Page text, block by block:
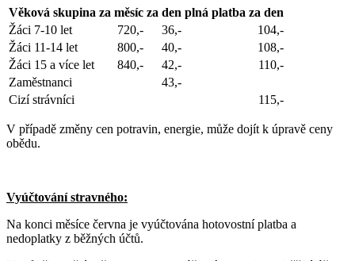
Věková skupina za měsíc za den plná platba za den
Žáci 7-10 let
720,- 36,-
104,-
Žáci 11-14 let
800,- 40,-
108,-
Žáci 15 a více let
840,- 42,-
110,-
Zaměstnanci
43,-
Cizí strávníci
115,-
V případě změny cen potravin, energie, může dojít k úpravě ceny
obědu.
Vyúčtování stravného:
Na konci měsíce června je vyúčtována hotovostní platba a
nedoplatky z běžných účtů.